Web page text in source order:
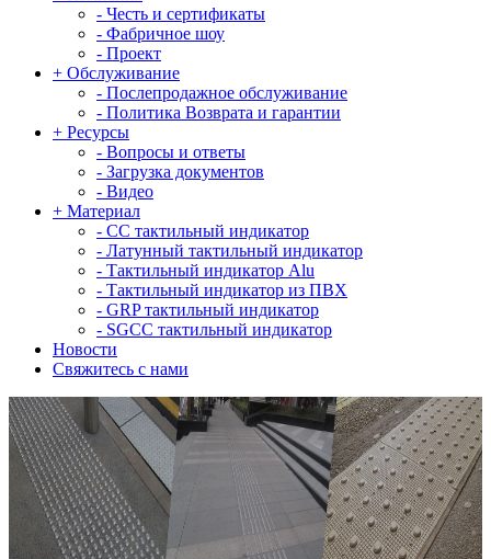
- Честь и сертификаты
- Фабричное шоу
- Проект
+ Обслуживание
- Послепродажное обслуживание
- Политика Возврата и гарантии
+ Ресурсы
- Вопросы и ответы
- Загрузка документов
- Видео
+ Материал
- СС тактильный индикатор
- Латунный тактильный индикатор
- Тактильный индикатор Alu
- Тактильный индикатор из ПВХ
- GRP тактильный индикатор
- SGCC тактильный индикатор
Новости
Свяжитесь с нами